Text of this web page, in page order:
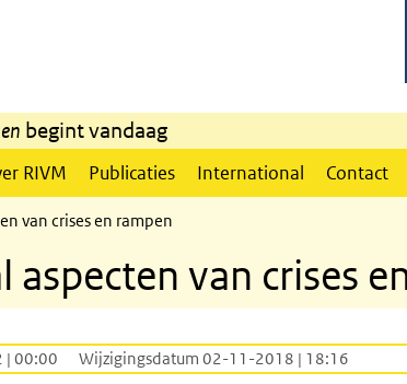
begint vandaag
RIVM Publicaties International Contact
van crises en rampen
aspecten van crises
| 00:00 Wijzigingsdatum 02-11-2018 | 18:16